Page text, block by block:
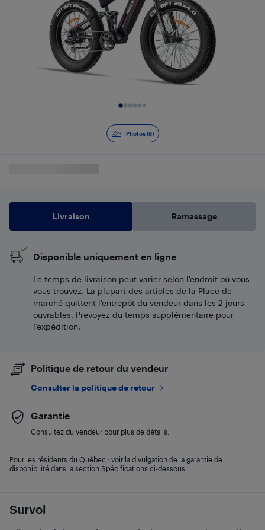
Photos (8)
Survol
Livraison Ramassage
Disponible uniquement en ligne
Le temps de livraison peut varier selon l'endroit où vous
vous trouvez. La plupart des articles de la Place de
marché quittent l’entrepôt du vendeur dans les 2 jours
ouvrables. Prévoyez du temps supplémentaire pour
l’expédition.
Politique de retour du vendeur
Consulter la politique de retour
Garantie
Consultez du vendeur pour plus de détails.
Pour les résidents du Québec : voir la divulgation de la garantie de
disponibilité dans la section Spécifications ci-dessous.